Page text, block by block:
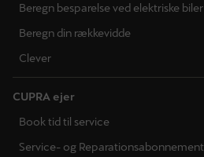
Beregn besparelse ved elektriske biler
Beregn din rækkevidde
Clever
CUPRA ejer
Book tid til service
Service- og Reparationsabonnement